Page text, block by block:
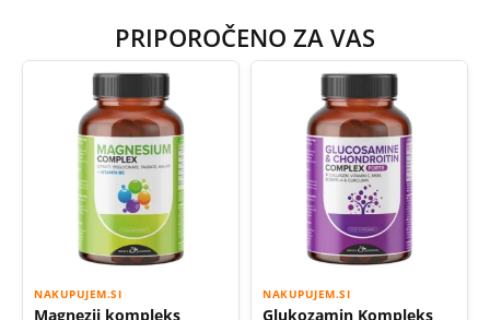
PRIPOROČENO ZA VAS
NAKUPUJEM.SI
Magnezij kompleks
NAKUPUJEM.SI
Glukozamin Kompleks